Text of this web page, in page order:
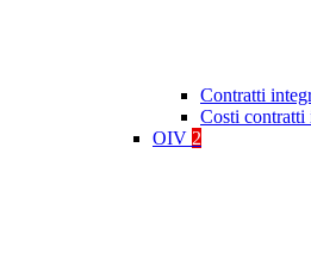
Contratti
Costi contratti
OIV 2